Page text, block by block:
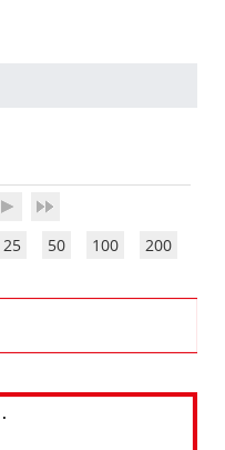
25 50 100 200